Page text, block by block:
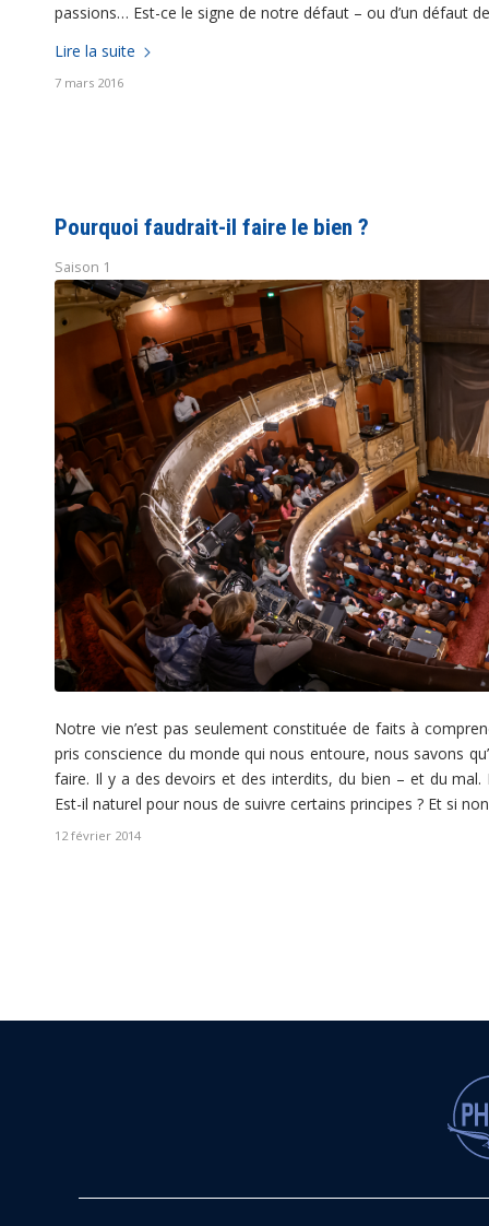
passions… Est-ce le signe de notre défaut – ou d’un défaut
Lire la suite
7 mars 2016
Pourquoi faudrait-il faire le bien ?
Saison 1
Notre vie n’est pas seulement constituée de faits à
pris conscience du monde qui nous entoure, nous savons
faire. Il y a des devoirs et des interdits, du bien – et du
Est-il naturel pour nous de suivre certains principes ? Et si
12 février 2014